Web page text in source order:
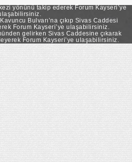
yönünü takip ederek Forum Kayseri’ye
Bulvarı’na çıkıp Sivas Caddesi
Forum Kayseri’ye ulaşabilirsiniz.
gelirken Sivas Caddesine çıkarak
Forum Kayseri’ye ulaşabilirsiniz.